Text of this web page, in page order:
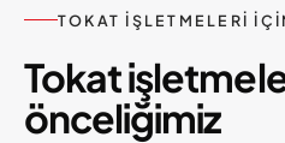
TOKAT IŞLETMELERI
Tokat
önceliğimiz